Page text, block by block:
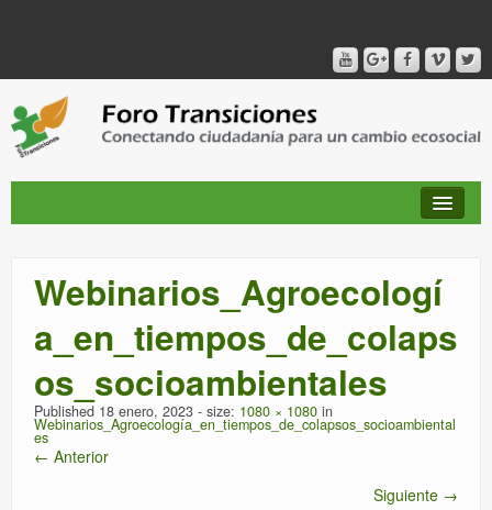
QUIÉNES SOMOS
PUBLICACIONES + TIEMPO DE TRANSICIONES
RED AMIG@S DEL FORO
Webinarios_Agroecologí
a_en_tiempos_de_colaps
os_socioambientales
Published 18 enero, 2023 - size: 1080 × 1080 in
Webinarios_Agroecología_en_tiempos_de_colapsos_socioambiental
es
← Anterior
Siguiente →